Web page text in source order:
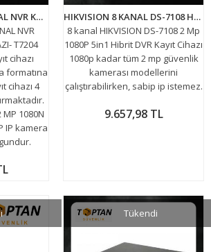
JF TECH T7204 4 KANAL NVR KAMERA KAYIT CİHAZI- T7204
NVR
T7204
cihazı
formatına
cihazı 4
MP 1080N
IP kamera
HIKVISION 8 KANAL DS-7108 HGHI-F1/N 2Mp 1080P Lite 5in1 Hibrit DVR Kayıt Cihazı
8 kanal HIKVISION DS-7108 2 Mp
1080P 5in1 Hibrit DVR Kayıt Cihazı
1080p kadar tüm 2 mp güvenlik
kamerası modellerini
çalıştırabilirken, sabip ip istemez.
9.657,98 TL
Tükendi